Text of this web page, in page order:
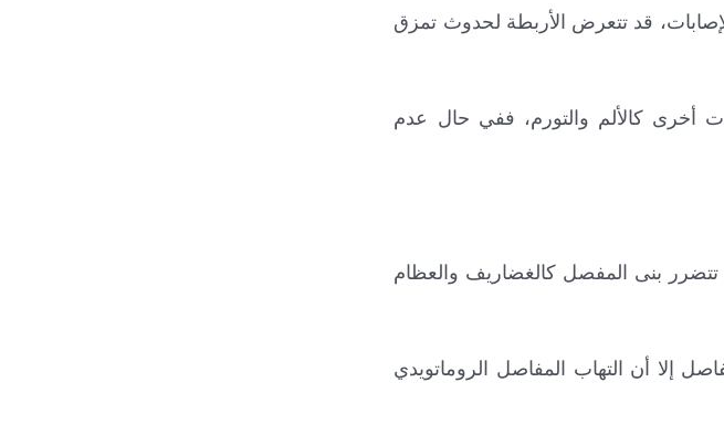
قد تتعرض الأربطة لحدوث تمزق
أخرى كالألم والتورم، ففي حال عدم
بنى المفصل كالغضاريف والعظام
إلا أن التهاب المفاصل الروماتويدي